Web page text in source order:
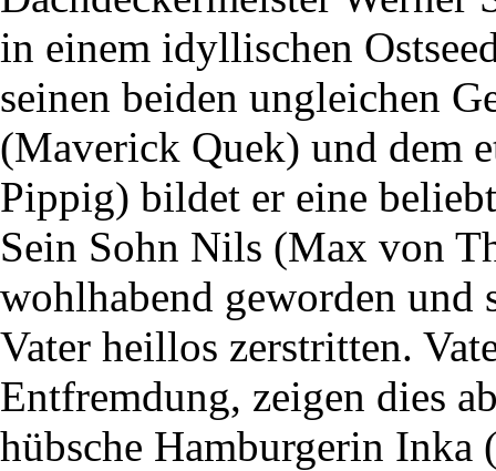
in einem idyllischen
seinen beiden ungleichen
(Maverick Quek) und dem
Pippig) bildet er eine
Sein Sohn Nils (Max von
wohlhabend geworden und
Vater heillos zerstritten.
Entfremdung, zeigen dies
hübsche Hamburgerin